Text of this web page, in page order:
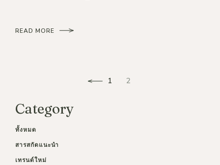
READ MORE
pagination
1 2
Category
ทั้งหมด
สารสกัดแนะนำ
เทรนด์ใหม่